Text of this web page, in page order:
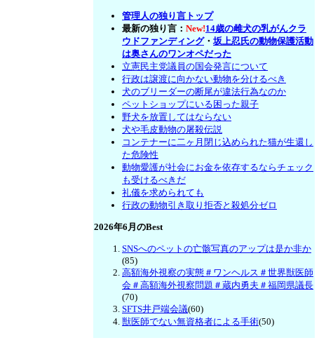
管理人の独り言トップ
最新の独り言： New!14歳の雌犬の乳がんクラ
ウドファンディング・坂上忍氏の動物保護活動
は奥さんのワンオペだった
立憲民主党議員の国会発言について
行政は譲渡に向かない動物を分けるべき
犬のブリーダーの断尾が違法行為なのか
ペットショップにいる困った親子
野犬を放置してはならない
犬や毛皮動物の屠殺伝説
コンテナーに二ヶ月閉じ込められた猫が生還し
た危険性
動物愛護が社会にお金を依存するならチェック
も受けるべきだ
礼儀を求められても
行政の動物引き取り拒否と殺処分ゼロ
2026年6月のBest
SNSへのペットの亡骸写真のアップは是か非か
(85)
高額海外視察の実態＃ワンヘルス＃世界獣医師
会＃高額海外視察問題＃蔵内勇夫＃福岡県議長
(70)
SFTS井戸端会議(60)
獣医師でない無資格者による手術(50)